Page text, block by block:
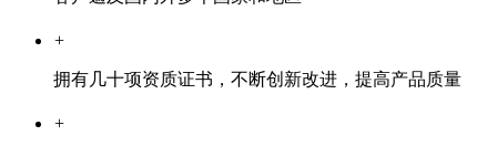
+
拥有几十项资质证书，不断创新改进，提高产品质量
+